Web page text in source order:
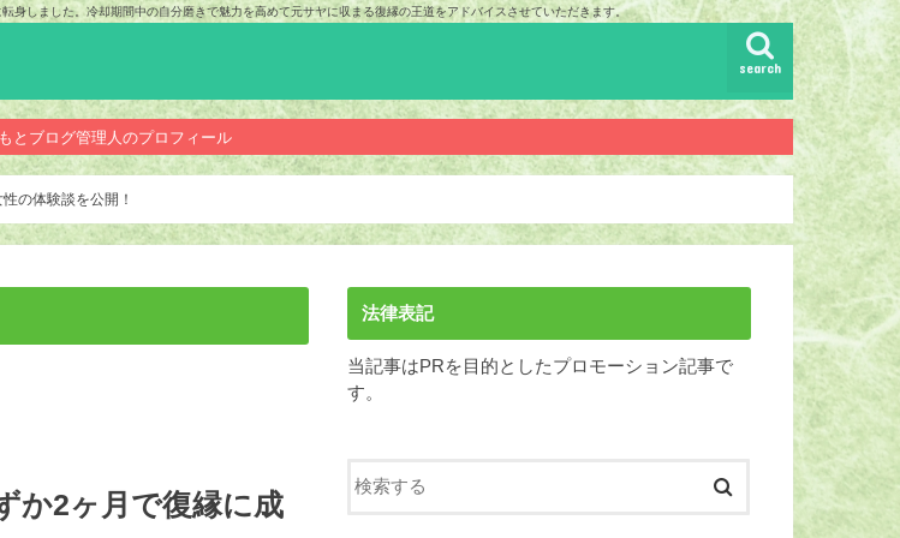
身しました。冷却期間中の自分磨きで魅力を高めて元サヤに収まる復縁の王道をアドバイスさせていただきます。
search
とブログ管理人のプロフィール
の体験談を公開！
か2ヶ月で復縁に成
法律表記
当記事はPRを目的としたプロモーション記事で
す。